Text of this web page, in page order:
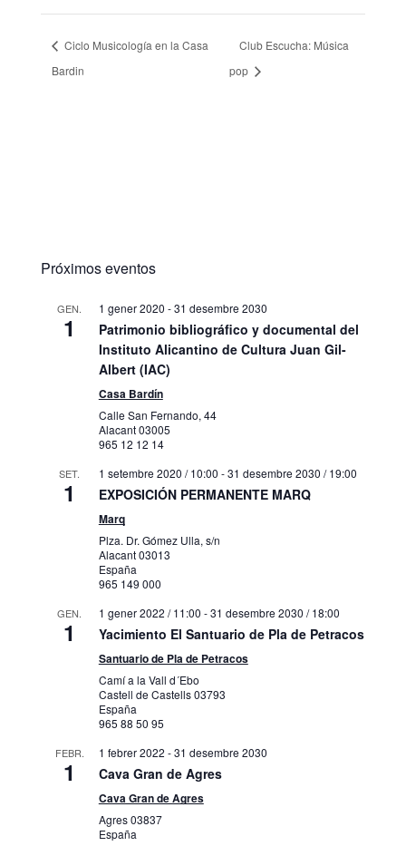
Ciclo Musicología en la Casa
Bardin
Club Escucha: Música
pop
Próximos eventos
GEN.
1
1 gener 2020 -31 desembre 2030
Patrimonio bibliográfico y documental del
Instituto Alicantino de Cultura Juan Gil-
Albert (IAC)
Casa Bardín
Calle San Fernando, 44
Alacant03005
965 12 12 14
SET.
1
1 setembre 2020 / 10:00 -31 desembre 2030 / 19:00
EXPOSICIÓN PERMANENTE MARQ
Marq
Plza. Dr. Gómez Ulla, s/n
Alacant03013
España
965 149 000
GEN.
1
1 gener 2022 / 11:00 -31 desembre 2030 / 18:00
Yacimiento El Santuario de Pla de Petracos
Santuario de Pla de Petracos
Camí a la Vall d´Ebo
Castell de Castells03793
España
965 88 50 95
FEBR.
1
1 febrer 2022 -31 desembre 2030
Cava Gran de Agres
Cava Gran de Agres
Agres03837
España